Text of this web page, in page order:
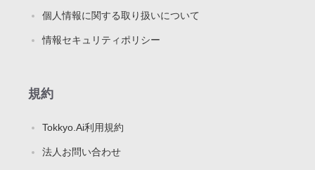
個人情報に関する取り扱いについて
情報セキュリティポリシー
規約
Tokkyo.Ai利用規約
法人お問い合わせ